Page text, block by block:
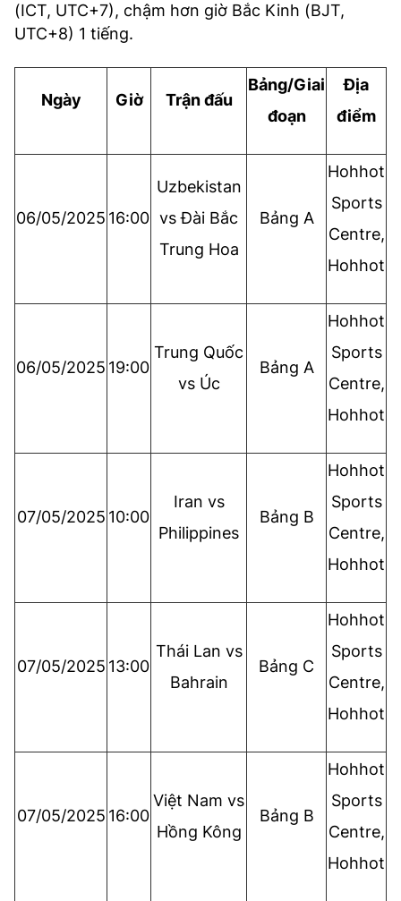
(ICT, UTC+7), chậm hơn giờ Bắc Kinh (BJT,
UTC+8) 1 tiếng.
Ngày Giờ Trận đấu
Bảng/Giai
đoạn
Địa
điểm
06/05/2025 16:00
Uzbekistan
vs Đài Bắc
Trung Hoa
Bảng A
Hohhot
Sports
Centre,
Hohhot
06/05/2025 19:00
Trung Quốc
vs Úc
Bảng A
Hohhot
Sports
Centre,
Hohhot
07/05/2025 10:00
Iran vs
Philippines
Bảng B
Hohhot
Sports
Centre,
Hohhot
07/05/2025 13:00
Thái Lan vs
Bahrain
Bảng C
Hohhot
Sports
Centre,
Hohhot
07/05/2025 16:00
Việt Nam vs
Hồng Kông
Bảng B
Hohhot
Sports
Centre,
Hohhot